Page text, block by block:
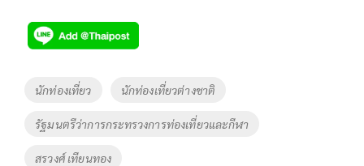
e
b
o
k
tt
er
p
y
Li
k
Tags
นักท่องเที่ยว นักท่องเที่ยวต่างชาติ
รัฐมนตรีว่าการกระทรวงการท่องเที่ยวและกีฬา
สรวงศ์ เทียนทอง